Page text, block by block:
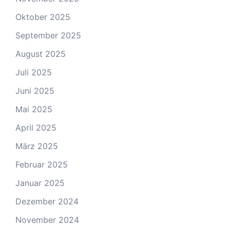
Oktober 2025
September 2025
August 2025
Juli 2025
Juni 2025
Mai 2025
April 2025
März 2025
Februar 2025
Januar 2025
Dezember 2024
November 2024